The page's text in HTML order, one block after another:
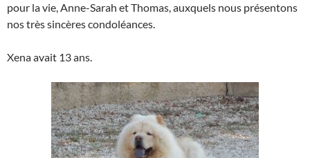
pour la vie, Anne-Sarah et Thomas, auxquels nous présentons
nos très sincères condoléances.
Xena avait 13 ans.